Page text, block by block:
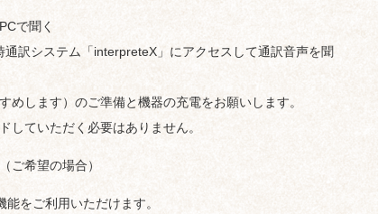
で聞く
訳システム「interpreteX」にアクセスして通訳音声を聞
めします）のご準備と機器の充電をお願いします。
ていただく必要はありません。
ご希望の場合）
をご利用いただけます。